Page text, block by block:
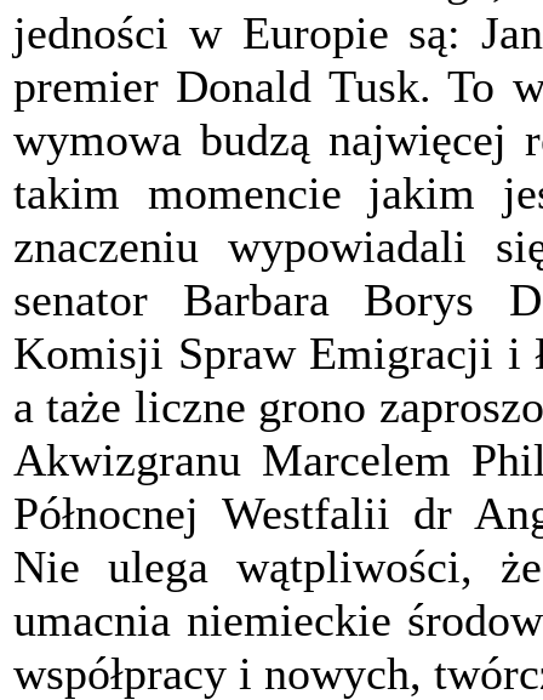
jedności w Europie są:
premier Donald Tusk. To
wymowa budzą najwięcej
takim momencie jakim
znaczeniu wypowiadali
senator Barbara Borys
Komisji Spraw Emigracji i
a taże liczne grono
Akwizgranu Marcelem
Północnej Westfalii dr
Nie ulega wątpliwości,
umacnia niemieckie
współpracy i nowych,